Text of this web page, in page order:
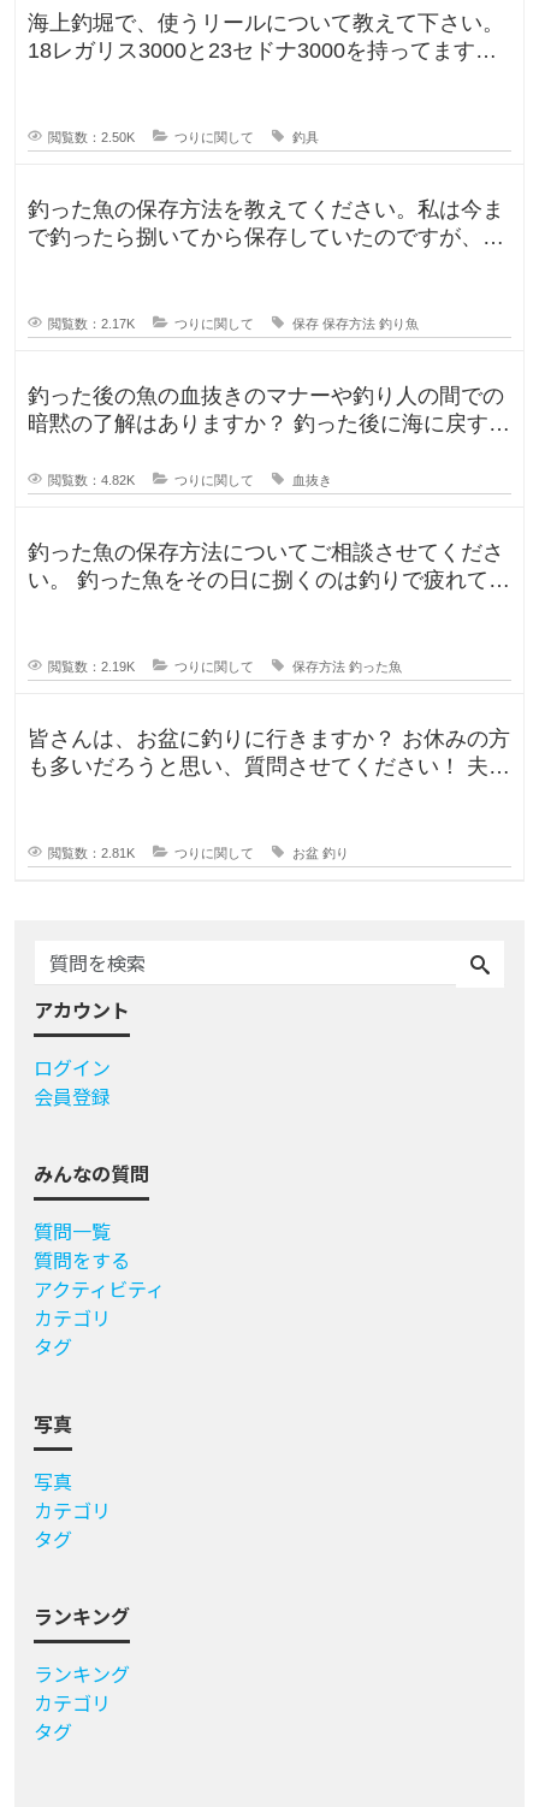
海上釣堀で、使うリールについて教えて下さい。
18レガリス3000と23セドナ3000を持ってます。
閲覧数：2.50K つりに関して 釣具
釣った魚の保存方法を教えてください。私は今ま
で釣ったら捌いてから保存していたのですが、人
閲覧数：2.17K つりに関して 保存 保存方法 釣り魚
釣った後の魚の血抜きのマナーや釣り人の間での
暗黙の了解はありますか？ 釣った後に海に戻す
閲覧数：4.82K つりに関して 血抜き
釣った魚の保存方法についてご相談させてくださ
い。 釣った魚をその日に捌くのは釣りで疲れてい
閲覧数：2.19K つりに関して 保存方法 釣った魚
皆さんは、お盆に釣りに行きますか？ お休みの方
も多いだろうと思い、質問させてください！ 夫曰
閲覧数：2.81K つりに関して お盆 釣り
アカウント
ログイン
会員登録
みんなの質問
質問一覧
質問をする
アクティビティ
カテゴリ
タグ
写真
写真
カテゴリ
タグ
ランキング
ランキング
カテゴリ
タグ